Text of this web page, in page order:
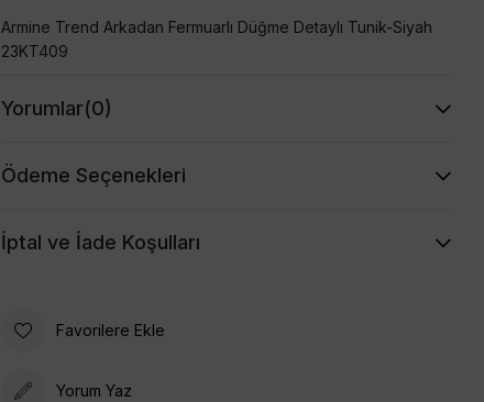
Armine Trend Arkadan Fermuarlı Düğme Detaylı Tunik-Siyah
23KT409
Yorumlar(0)
Ödeme Seçenekleri
İptal ve İade Koşulları
Favorilere Ekle
Yorum Yaz